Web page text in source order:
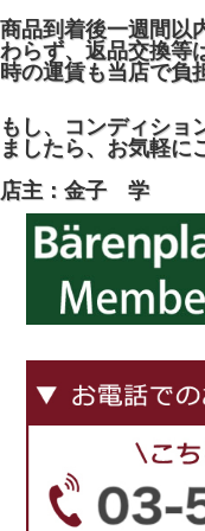
商品到着後一週間以
わらず、返品交換等
時の運賃も当店で負
もし、コンディショ
ましたら、お気軽に
店主：金子 学